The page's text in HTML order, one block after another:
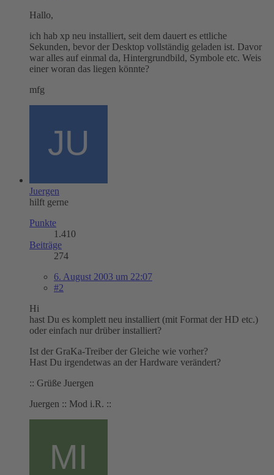
Hallo,
ich hab xp neu installiert, seit dem dauert es ettliche
Sekunden, bevor der Desktop vollständig geladen ist. Davor
war alles auf einmal da, Hintergrundbild, Symbole etc. Weis
einer woran das liegen könnte?
mfg
Juergen
hilft gerne
Punkte
1.410
Beiträge
274
6. August 2003 um 22:07
#2
Hi
hast Du es komplett neu installiert (mit Format der HD etc.)
oder einfach nur drüber installiert?
Ist der GraKa-Treiber der Gleiche wie vorher?
Hast Du irgendetwas an der Hardware verändert?
:: Grüße Juergen
Juergen :: Mod i.R. ::